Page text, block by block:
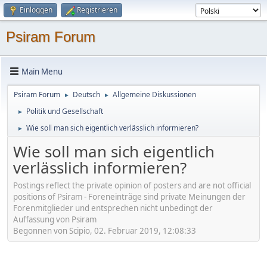
Einloggen Registrieren
Psiram Forum
Main Menu
Psiram Forum ► Deutsch ► Allgemeine Diskussionen
► Politik und Gesellschaft
► Wie soll man sich eigentlich verlässlich informieren?
Wie soll man sich eigentlich
verlässlich informieren?
Postings reflect the private opinion of posters and are not official
positions of Psiram - Foreneinträge sind private Meinungen der
Forenmitglieder und entsprechen nicht unbedingt der
Auffassung von Psiram
Begonnen von Scipio, 02. Februar 2019, 12:08:33